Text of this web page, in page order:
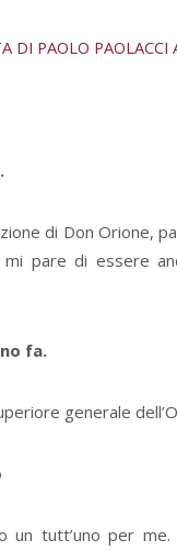
DI PAOLO PAOLACCI
di Don Orione,
pare di essere
fa.
generale
un tutt’uno per